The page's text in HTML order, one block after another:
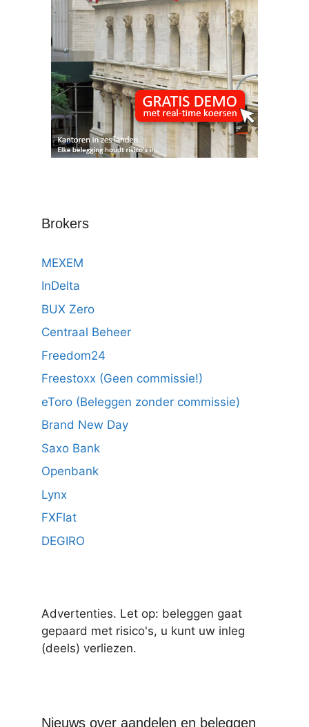
Brokers
MEXEM
InDelta
BUX Zero
Centraal Beheer
Freedom24
Freestoxx (Geen commissie!)
eToro (Beleggen zonder commissie)
Brand New Day
Saxo Bank
Openbank
Lynx
FXFlat
DEGIRO
Advertenties. Let op: beleggen gaat
gepaard met risico's, u kunt uw inleg
(deels) verliezen.
Nieuws over aandelen en beleggen